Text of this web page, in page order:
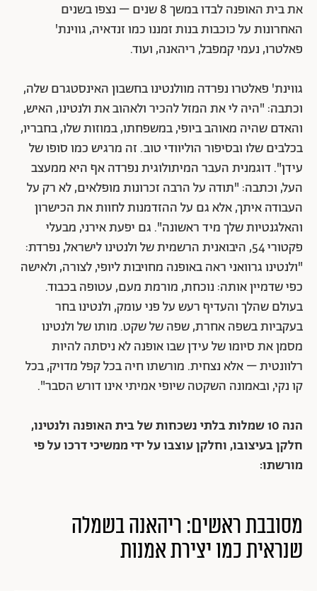
את בית האופנה לבדו במשך 8 שנים – נצפו בשנים
האחרונות על כוכבות בנות זמננו כמו זנדאיה, גווינת'
פאלטרו, נעמי קמפבל, ריהאנה, ועוד.
גווינת' פאלטרו נפרדה מוולנטינו בחשבון האינסטגרם שלה,
וכתבה: "היה לי את המזל להכיר ולאהוב את ולנטינו, האיש,
והאדם שהיה מאוהב ביופי, במשפחתו, במוזות שלו, בחבריו,
בכלבים שלו ובסיפור הוליוודי טוב. זה מרגיש כמו סופו של
עידן". דוגמנית העבר המיתולוגית נפרדה אף היא ממעצב
העל, וכתבה: "תודה על הרבה זכרונות מופלאים, לא רק על
העבודה איתך, אלא גם על ההזדמנות לחוות את הכישרון
והאלגנטיות שלך מיד ראשונה". גם יפעת אירני, מבעלי
פקטורי 54, היבואנית הרשמית של ולנטינו לישראל, נפרדת:
"ולנטינו גרוואני ראה באופנה מחויבות ליופי, לצורה, ולאישה
כפי שדמיין אותה: נוכחת, מורמת מעם, עטופה בכבוד.
בעולם שהלך והעדיף רעש על פני עומק, ולנטינו בחר
בעקביות בשפה אחרת, שפה של שקט. מותו של ולנטינו
מסמן את סיומו של עידן שבו אופנה לא ניסתה להיות
רלוונטית – אלא נצחית. מורשתו חיה בכל קפל מדויק, בכל
קו נקי, ובאמונה השקטה שיופי אמיתי אינו דורש הסבר".
הנה 10 שמלות בלתי נשכחות של בית האופנה ולנטינו,
חלקן בעיצובו, וחלקן עוצבו על ידי ממשיכי דרכו על פי
מורשתו:
מסובבת ראשים: ריהאנה בשמלה
שנראית כמו יצירת אמנות